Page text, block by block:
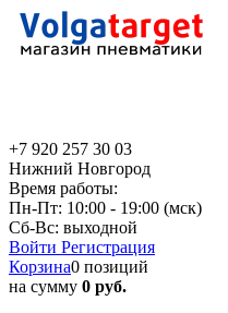
+7 920 257 30 03
Нижний Новгород
Время работы:
Пн-Пт: 10:00 - 19:00 (мск)
Сб-Вс: выходной
Войти Регистрация
Корзина0 позиций
на сумму 0 руб.